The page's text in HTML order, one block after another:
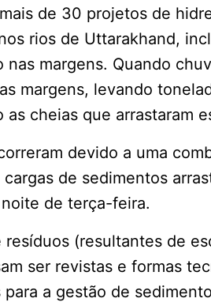
de 30 projetos de
rios de Uttarakhand,
nas margens. Quando
margens, levando
as cheias que arrastaram
devido a uma
de sedimentos
de terça-feira.
resíduos (resultantes de
ser revistas e formas
a gestão de